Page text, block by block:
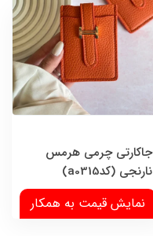
جاکارتی چرمی هرمس
نارنجی (کدa0315)
نمایش قیمت به همکار